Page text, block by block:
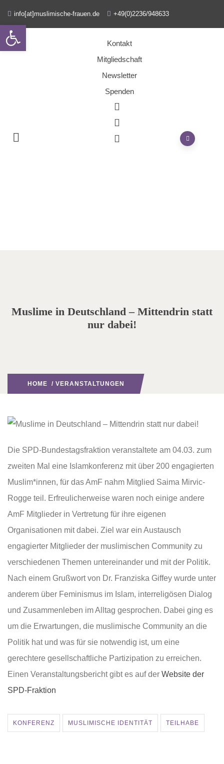
info[at]muslimische-frauen.de +49(0)2236/948633
Kontakt
Mitgliedschaft
Newsletter
Spenden
Muslime in Deutschland – Mittendrin statt
nur dabei!
HOME / VERANSTALTUNGEN
Die SPD-Bundestagsfraktion veranstaltete am 04.03. zum
zweiten Mal eine Islamkonferenz mit über 200 engagierten
Muslim*innen, für das AmF nahm Mitglied Saima Mirvic-
Rogge teil. Erfreulicherweise waren noch einige andere
AmF Mitglieder in Vertretung für ihre eigenen
Organisationen mit dabei. Ziel war ein Austausch
engagierter Mitglieder der muslimischen Community zu
verschiedenen Themen untereinander und mit der Politik.
Nach einem Grußwort von Dr. Franziska Giffey wurde unter
anderem über Feminismus im Islam, interreligösen Dialog
und Zusammenleben im Alltag gesprochen. Dabei ging es
um die Erwartungen, die muslimische Community an die
Politik hat und was für sie notwendig ist, um eine
gerechtere gesellschaftliche Partizipation zu erreichen.
Einen Veranstaltungsbericht gibt es auf der Website der
SPD-Fraktion
KONFERENZ MUSLIMISCHE IDENTITÄT TEILHABE
Open toolbar